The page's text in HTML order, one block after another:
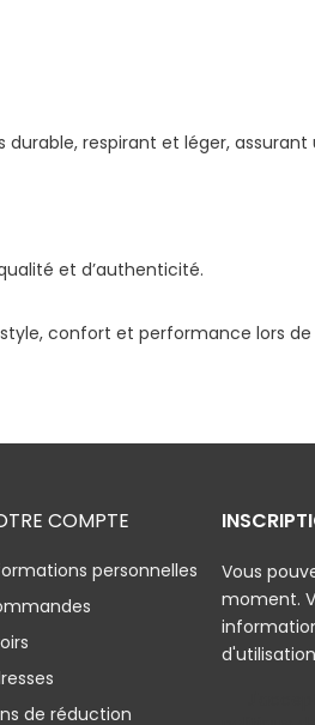
durable, respirant et léger,
et d’authenticité.
confort et performance lors
COMPTE
personnelles
de réduction
Vous
moment.